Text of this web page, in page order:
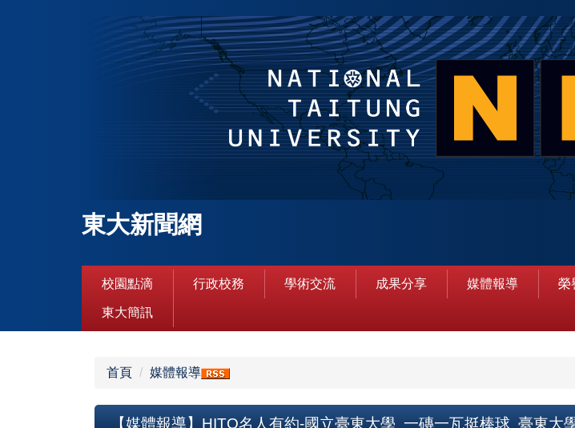
東大新聞網
校園點滴 行政校務 學術交流 成果分享 媒體報導 榮
東大簡訊
首頁 媒體報導
【媒體報導】HITO名人有約-國立臺東大學 一磚一瓦挺棒球 臺東大